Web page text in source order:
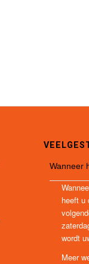
Wanneer
heeft u
wordt
Meer